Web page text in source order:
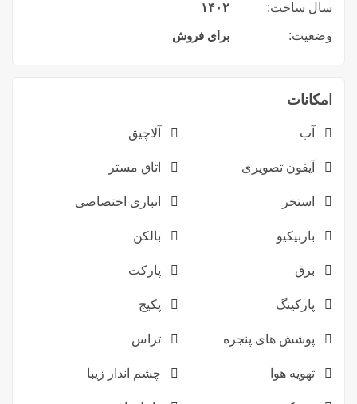
سال ساخت: ۱۴۰۲
وضعیت: برای فروش
امکانات
آب آلاچیق
آیفون تصویری اتاق مستر
استخر انباری اختصاصی
باربیکیو بالکن
برق پارکت
پارکینگ پکیج
پوشش های پنجره تراس
تهویه هوا چشم انداز زیبا